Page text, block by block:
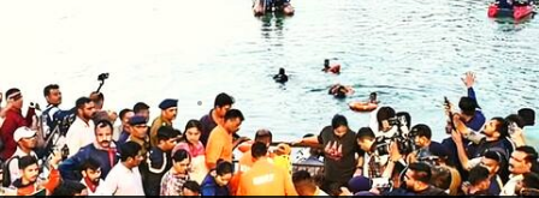
वडोदरा में नाव डूबने से दोनों बच्चों
लेखन गजेंद्र Jan 19, 2024 02:11 pm
क्या है खबर?